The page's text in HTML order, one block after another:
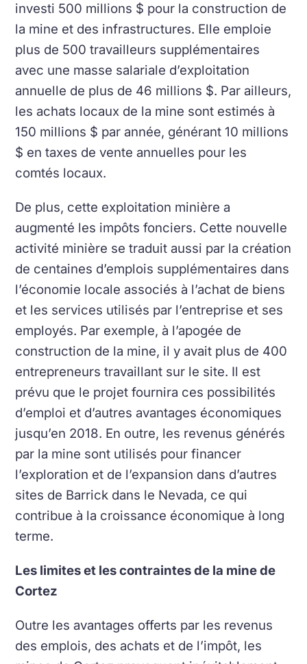
investi 500 millions $ pour la construction de
la mine et des infrastructures. Elle emploie
plus de 500 travailleurs supplémentaires
avec une masse salariale d’exploitation
annuelle de plus de 46 millions $. Par ailleurs,
les achats locaux de la mine sont estimés à
150 millions $ par année, générant 10 millions
$ en taxes de vente annuelles pour les
comtés locaux.
De plus, cette exploitation minière a
augmenté les impôts fonciers. Cette nouvelle
activité minière se traduit aussi par la création
de centaines d’emplois supplémentaires dans
l’économie locale associés à l’achat de biens
et les services utilisés par l’entreprise et ses
employés. Par exemple, à l’apogée de
construction de la mine, il y avait plus de 400
entrepreneurs travaillant sur le site. Il est
prévu que le projet fournira ces possibilités
d’emploi et d’autres avantages économiques
jusqu’en 2018. En outre, les revenus générés
par la mine sont utilisés pour financer
l’exploration et de l’expansion dans d’autres
sites de Barrick dans le Nevada, ce qui
contribue à la croissance économique à long
terme.
Les limites et les contraintes de la mine de
Cortez
Outre les avantages offerts par les revenus
des emplois, des achats et de l’impôt, les